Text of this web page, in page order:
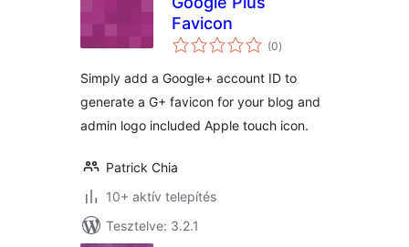
Favicon
(0értékelés
összesen
)
Simply add a Google+ account ID to
generate a G+ favicon for your blog and
admin logo included Apple touch icon.
Patrick Chia
10+ aktív telepítés
Tesztelve: 3.2.1